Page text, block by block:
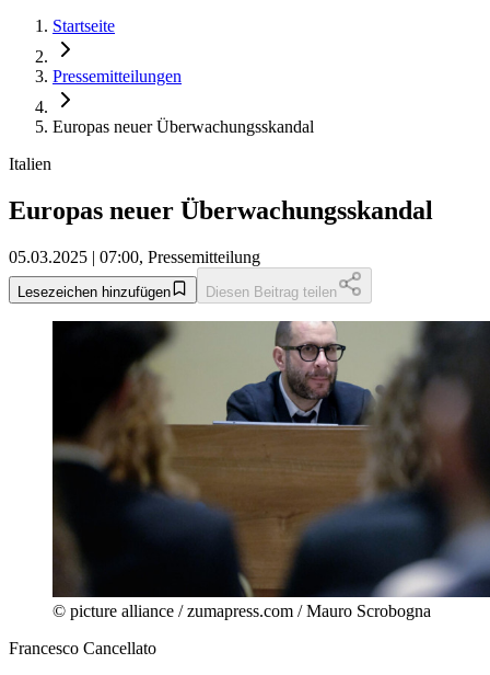
Startseite
Pressemitteilungen
Europas neuer Überwachungsskandal
Italien
Europas neuer Überwachungsskandal
05.03.2025 | 07:00, Pressemitteilung
Lesezeichen hinzufügen Diesen Beitrag teilen
© picture alliance / zumapress.com / Mauro Scrobogna
Francesco Cancellato